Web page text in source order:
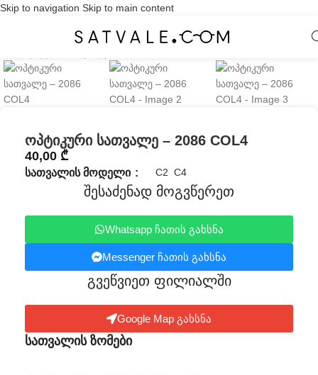
Skip to navigation Skip to main content
Click to enlarge
ოპტიკური სათვალე – 2086 COL4
40,00 ₾
ᲡᲐᲗᲕᲐᲚᲘᲡ ᲛᲝᲓᲔᲚᲘ C2 C4
შესაძენად მოგვწერეთ
Whatsapp ჩათის გახსნა
Messenger ჩათის გახსნა
გვეწვიეთ ფილიალში​
Google Map გახსნა
სათვალის ზომები